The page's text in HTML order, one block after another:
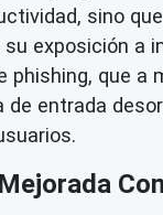
sino
exposición a
phishing, que a
de entrada